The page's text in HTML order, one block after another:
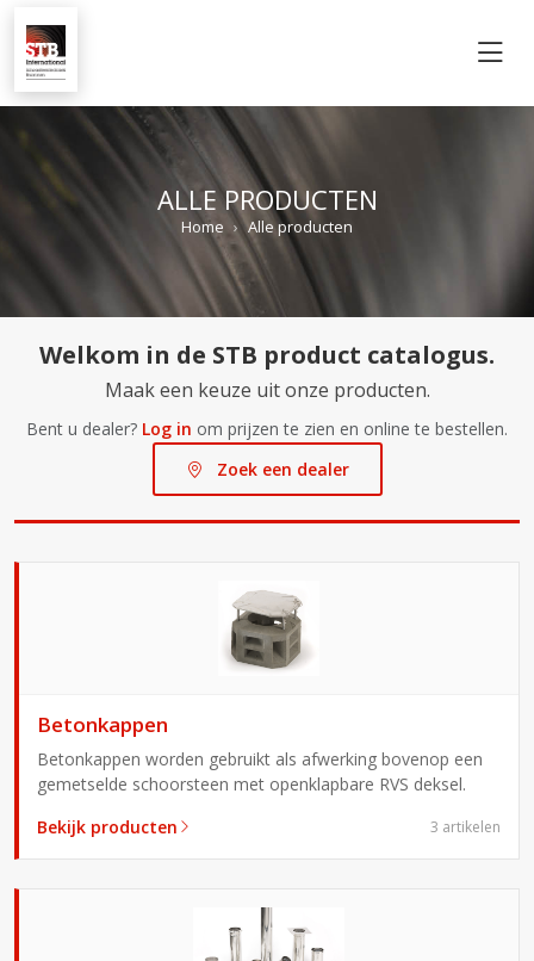
ALLE PRODUCTEN
Home Alle producten
Welkom in de STB product catalogus.
Maak een keuze uit onze producten.
Bent u dealer? Log in om prijzen te zien en online te bestellen.
Zoek een dealer
Betonkappen
Betonkappen worden gebruikt als afwerking bovenop een
gemetselde schoorsteen met openklapbare RVS deksel.
Bekijk producten
3 artikelen